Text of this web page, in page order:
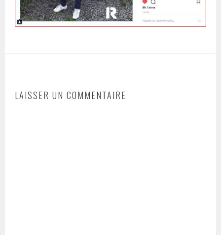
LAISSER UN COMMENTAIRE